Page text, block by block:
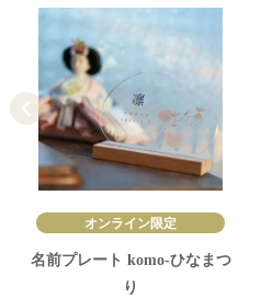
オンライン限定
名前プレート komo-ひなまつ
り